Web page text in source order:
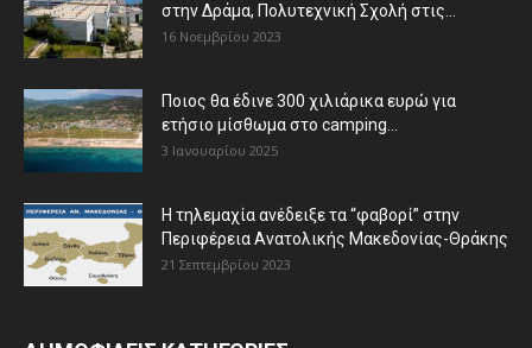
στην Δράμα, Πολυτεχνική Σχολή στις...
16 Νοεμβρίου 2023
Ποιος θα έδινε 300 χιλιάρικα ευρώ για
ετήσιο μίσθωμα στο camping...
3 Ιανουαρίου 2025
Η τηλεμαχία ανέδειξε τα “φαβορί” στην
Περιφέρεια Ανατολικής Μακεδονίας-Θράκης
21 Σεπτεμβρίου 2023